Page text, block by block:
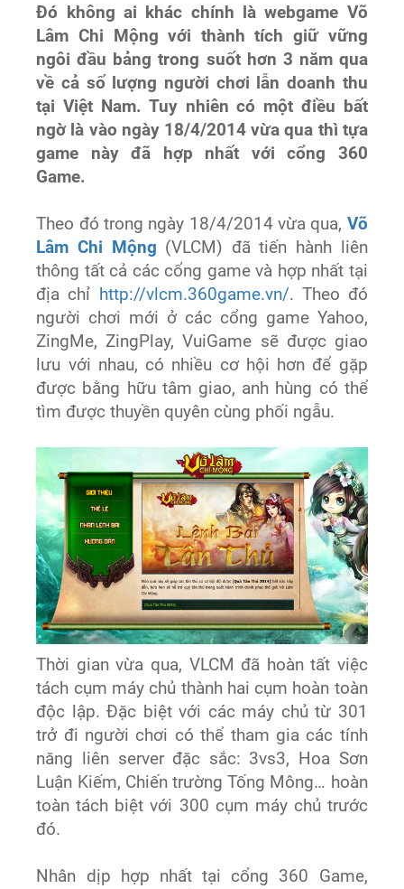
Đó không ai khác chính là webgame Võ
Lâm Chi Mộng với thành tích giữ vững
ngôi đầu bảng trong suốt hơn 3 năm qua
về cả số lượng người chơi lẫn doanh thu
tại Việt Nam. Tuy nhiên có một điều bất
ngờ là vào ngày 18/4/2014 vừa qua thì tựa
game này đã hợp nhất với cổng 360
Game.
Theo đó trong ngày 18/4/2014 vừa qua, Võ
Lâm Chi Mộng (VLCM) đã tiến hành liên
thông tất cả các cổng game và hợp nhất tại
địa chỉ http://vlcm.360game.vn/. Theo đó
người chơi mới ở các cổng game Yahoo,
ZingMe, ZingPlay, VuiGame sẽ được giao
lưu với nhau, có nhiều cơ hội hơn để gặp
được bằng hữu tâm giao, anh hùng có thể
tìm được thuyền quyên cùng phối ngẫu.
Thời gian vừa qua, VLCM đã hoàn tất việc
tách cụm máy chủ thành hai cụm hoàn toàn
độc lập. Đặc biệt với các máy chủ từ 301
trở đi người chơi có thể tham gia các tính
năng liên server đặc sắc: 3vs3, Hoa Sơn
Luận Kiếm, Chiến trường Tống Mông… hoàn
toàn tách biệt với 300 cụm máy chủ trước
đó.
Nhân dịp hợp nhất tại cổng 360 Game,